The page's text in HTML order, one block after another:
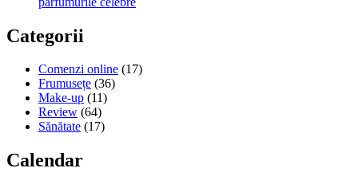
Categorii
Comenzi online (17)
Frumusețe (36)
Make-up (11)
Review (64)
Sănătate (17)
Calendar